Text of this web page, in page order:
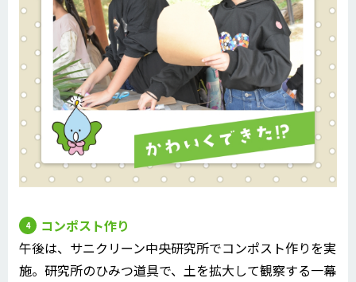
コンポスト作り
午後は、サニクリーン中央研究所でコンポスト作りを実
施。研究所のひみつ道具で、土を拡大して観察する一幕